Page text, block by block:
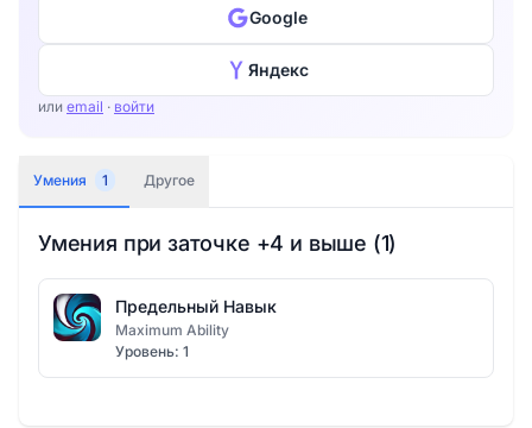
Google
Яндекс
или email · войти
Умения 1 Другое
Умения при заточке +4 и выше (1)
Предельный Навык
Maximum Ability
Уровень: 1